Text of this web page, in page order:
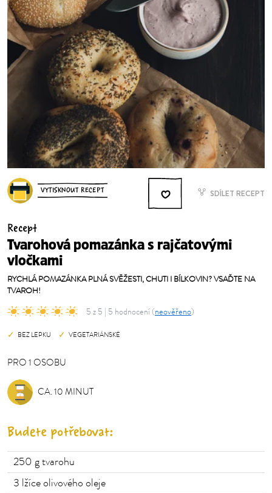
VYTISKNOUT RECEPT SDÍLET RECEPT
Recept
Tvarohová pomazánka s rajčatovými
vločkami
RYCHLÁ POMAZÁNKA PLNÁ SVĚŽESTI, CHUTI I BÍLKOVIN? VSAĎTE NA
TVAROH!
5 z 5 | 5 hodnocení (neověřeno)
BEZ LEPKU VEGETARIÁNSKÉ
PRO1OSOBU
OSOBU
CA. 10 MINUT
Budete potřebovat:
250 gtvarohu
3 lžíceolivového oleje